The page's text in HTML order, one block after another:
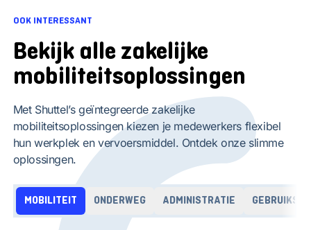
OOK INTERESSANT
Bekijk alle zakelijke
mobiliteitsoplossingen
Met Shuttel’s geïntegreerde zakelijke
mobiliteitsoplossingen kiezen je medewerkers flexibel
hun werkplek en vervoersmiddel. Ontdek onze slimme
oplossingen.
MOBILITEIT ONDERWEG ADMINISTRATIE